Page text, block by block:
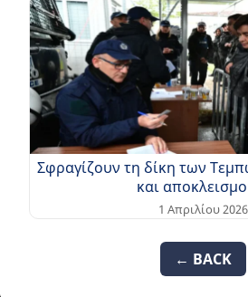
Σφραγίζουν τη δίκη των
και
1 Απριλίου 2026
← BACK